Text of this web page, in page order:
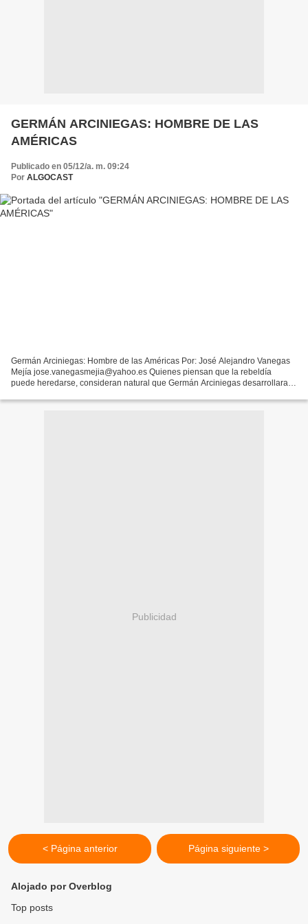
GERMÁN ARCINIEGAS: HOMBRE DE LAS
AMÉRICAS
Publicado en 05/12/a. m. 09:24
Por ALGOCAST
Germán Arciniegas: Hombre de las Américas Por: José Alejandro Vanegas
Mejía jose.vanegasmejia@yahoo.es Quienes piensan que la rebeldía
puede heredarse, consideran natural que Germán Arciniegas desarrollara
Publicidad
< Página anterior Página siguiente >
Alojado por Overblog
Top posts